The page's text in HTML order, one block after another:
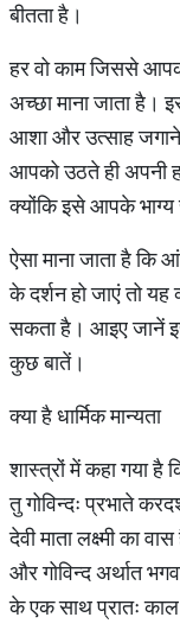
बीतता है।
हर वो काम जिससे
अच्छा माना जाता है।
आशा और उत्साह जगाने
आपको उठते ही अपनी
क्योंकि इसे आपके
ऐसा माना जाता है
के दर्शन हो जाएं तो यह
सकता है। आइए जानें
कुछ बातें।
क्या है धार्मिक मान्यता
शास्त्रों में कहा गया है
तु गोविन्दः प्रभाते
देवी माता लक्ष्मी का
और गोविन्द अर्थात
के एक साथ प्रातः